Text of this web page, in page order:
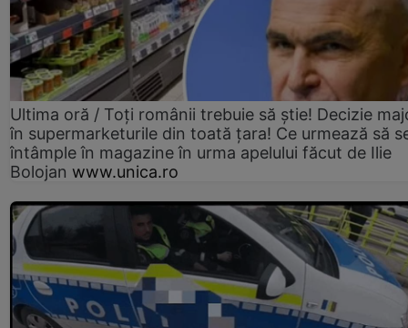
Ultima oră / Toți românii trebuie să știe! Decizie
în supermarketurile din toată țara! Ce urmează să
întâmple în magazine în urma apelului făcut de Ilie
Bolojan www.unica.ro